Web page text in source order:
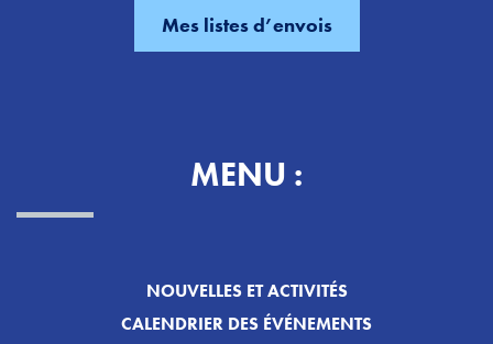
MENU :
NOUVELLES ET ACTIVITÉS
CALENDRIER DES ÉVÉNEMENTS